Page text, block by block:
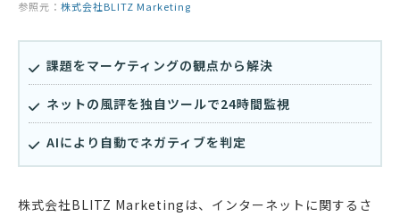
参照元： 株式会社BLITZ Marketing
課題をマーケティングの観点から解決
ネットの風評を独自ツールで24時間監視
AIにより自動でネガティブを判定
株式会社BLITZ Marketingは、インターネットに関するさ